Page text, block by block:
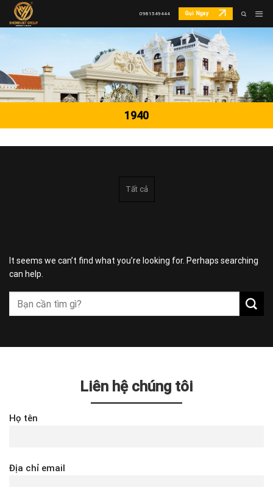
Skip
0981549444 Gọi Ngay
1940
Tất cả
It seems we can’t find what you’re looking for. Perhaps searching
can help.
Liên hệ chúng tôi
Họ tên
Địa chỉ email